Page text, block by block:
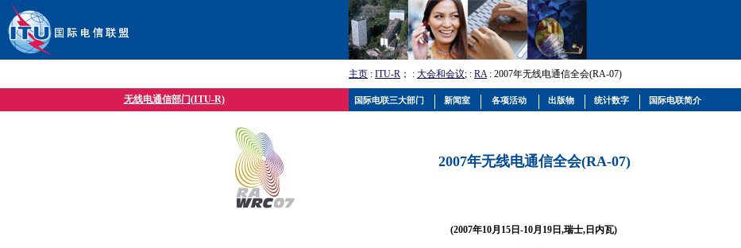
主页 : ITU-R ； : 大会和会议; : RA: 2007年无线电通信全会(RA-07)
无线电通信部门(ITU-R)
2007年无线电通信全会(RA-07)
(2007年10月15日-10月19日,瑞士,日内瓦)
国际电联三大部门 新闻室 各项活动 出版物 统计数字 国际电联简介